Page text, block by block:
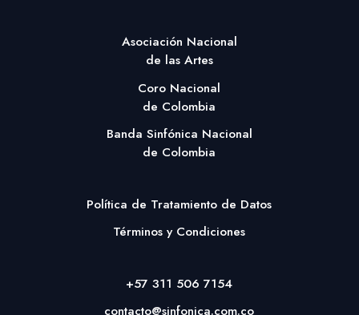
Asociación Nacional
de las Artes
Coro Nacional
de Colombia
Banda Sinfónica Nacional
de Colombia
Política de Tratamiento de Datos
Términos y Condiciones
+57 311 506 7154
contacto@sinfonica.com.co